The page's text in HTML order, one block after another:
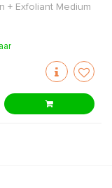
+ Exfoliant Medium